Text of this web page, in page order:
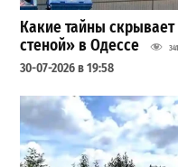
Какие тайны
стеной» в Одессе
30-07-2026 в 19:58